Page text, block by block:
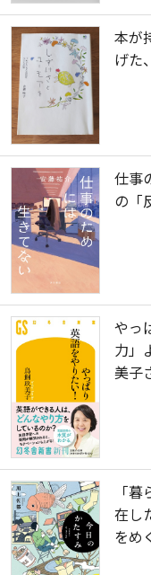
本が
げた
仕事
の「
やっ
力」
美子
「
在し
をめ